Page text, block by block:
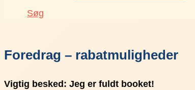
Søg
Foredrag – rabatmuligheder
Vigtig besked: Jeg er fuldt booket!